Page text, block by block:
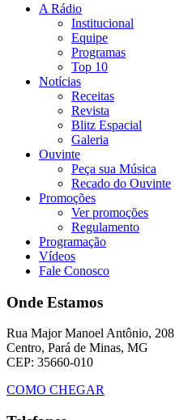
A Rádio
Institucional
Equipe
Programas
Top 10
Notícias
Receitas
Revista
Blitz Espacial
Galeria
Ouvinte
Peça sua Música
Recado do Ouvinte
Promoções
Ver promoções
Regulamento
Programação
Vídeos
Fale Conosco
Onde Estamos
Rua Major Manoel Antônio, 208
Centro, Pará de Minas, MG
CEP: 35660-010
COMO CHEGAR